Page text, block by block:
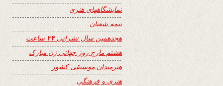
نمایشگاههای هنری
نیمه شعبان
هجدهمین سال نشراتی ۲۴ ساعت
هشتم مارچ روز جهانی زن مبارک
هنرمندان موسیقی کشور
هنری و فرهنگی